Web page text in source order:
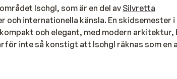
Ischgl, som är en del av Silvretta
internationella känsla. En skidsemester i
och elegant, med modern arkitektur,
inte så konstigt att Ischgl räknas som en